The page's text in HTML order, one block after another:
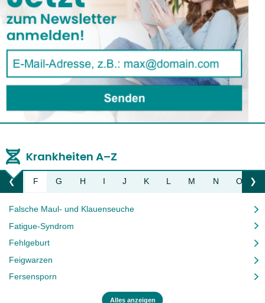
Krankheiten A–Z
❮Liste nach links bewegen
E F G H I J K L M N O ❯
Falsche Maul- und Klauenseuche
Fatigue-Syndrom
Fehlgeburt
Feigwarzen
Fersensporn
Alles anzeigen